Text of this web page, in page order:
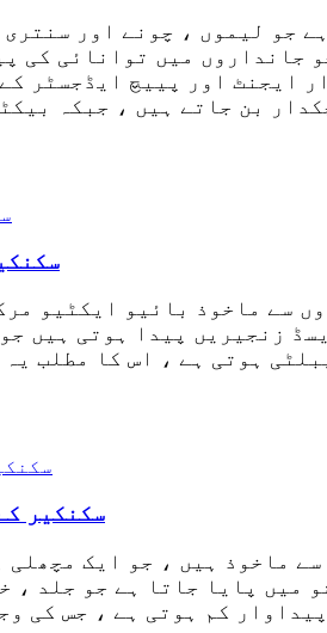
جو لیموں ، چونے اور
جانداروں میں توانائی کی
ایجنٹ اور پییچ ایڈجسٹر
بن جاتے ہیں ، جبکہ
سے ماخوذ بائیو ایکٹیو
زنجیریں پیدا ہوتی ہیں
ہوتی ہے ، اس کا مطلب
سکنکیر
سے ماخوذ ہیں ، جو ایک
میں پایا جاتا ہے جو جلد
کم ہوتی ہے ، جس کی